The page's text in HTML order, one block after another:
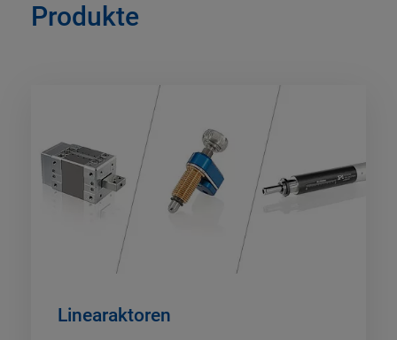
Produkte
Linearaktoren